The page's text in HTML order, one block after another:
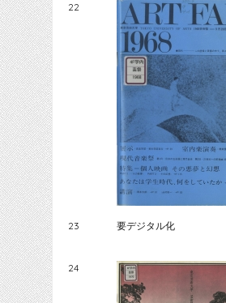
22
23 要デジタル化
24